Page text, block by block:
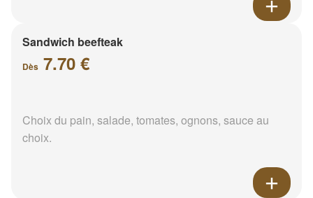
Sandwich beefteak
Dès 7.70 €
Choix du pain, salade, tomates, ognons, sauce au
choix.